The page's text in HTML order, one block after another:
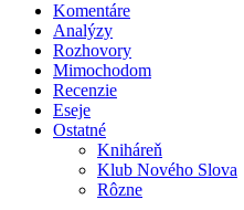
Komentáre
Analýzy
Rozhovory
Mimochodom
Recenzie
Eseje
Ostatné
Kniháreň
Klub Nového Slova
Rôzne